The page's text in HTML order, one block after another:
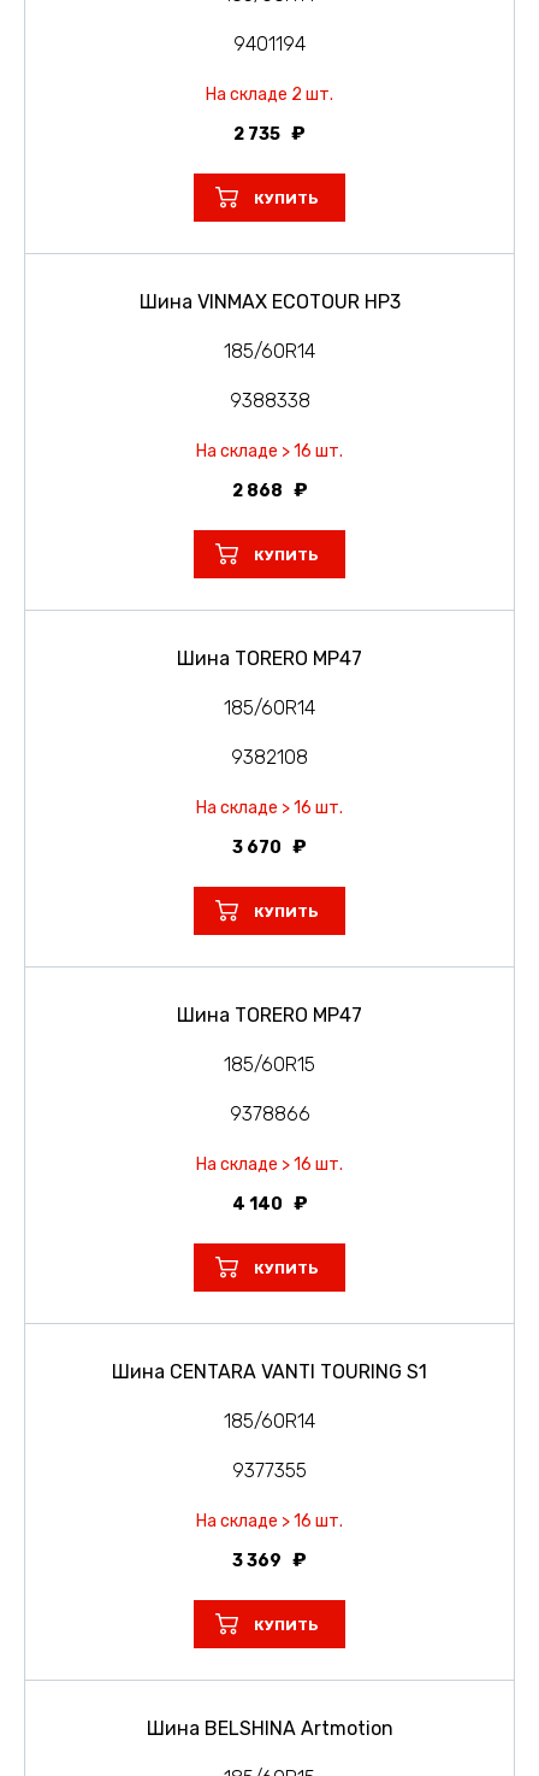
9401194
На складе 2 шт.
2 735
КУПИТЬ
Шина VINMAX ECOTOUR HP3
185/60R14
9388338
На складе > 16 шт.
2 868
КУПИТЬ
Шина TORERO MP47
185/60R14
9382108
На складе > 16 шт.
3 670
КУПИТЬ
Шина TORERO MP47
185/60R15
9378866
На складе > 16 шт.
4 140
КУПИТЬ
Шина CENTARA VANTI TOURING S1
185/60R14
9377355
На складе > 16 шт.
3 369
КУПИТЬ
Шина BELSHINA Artmotion